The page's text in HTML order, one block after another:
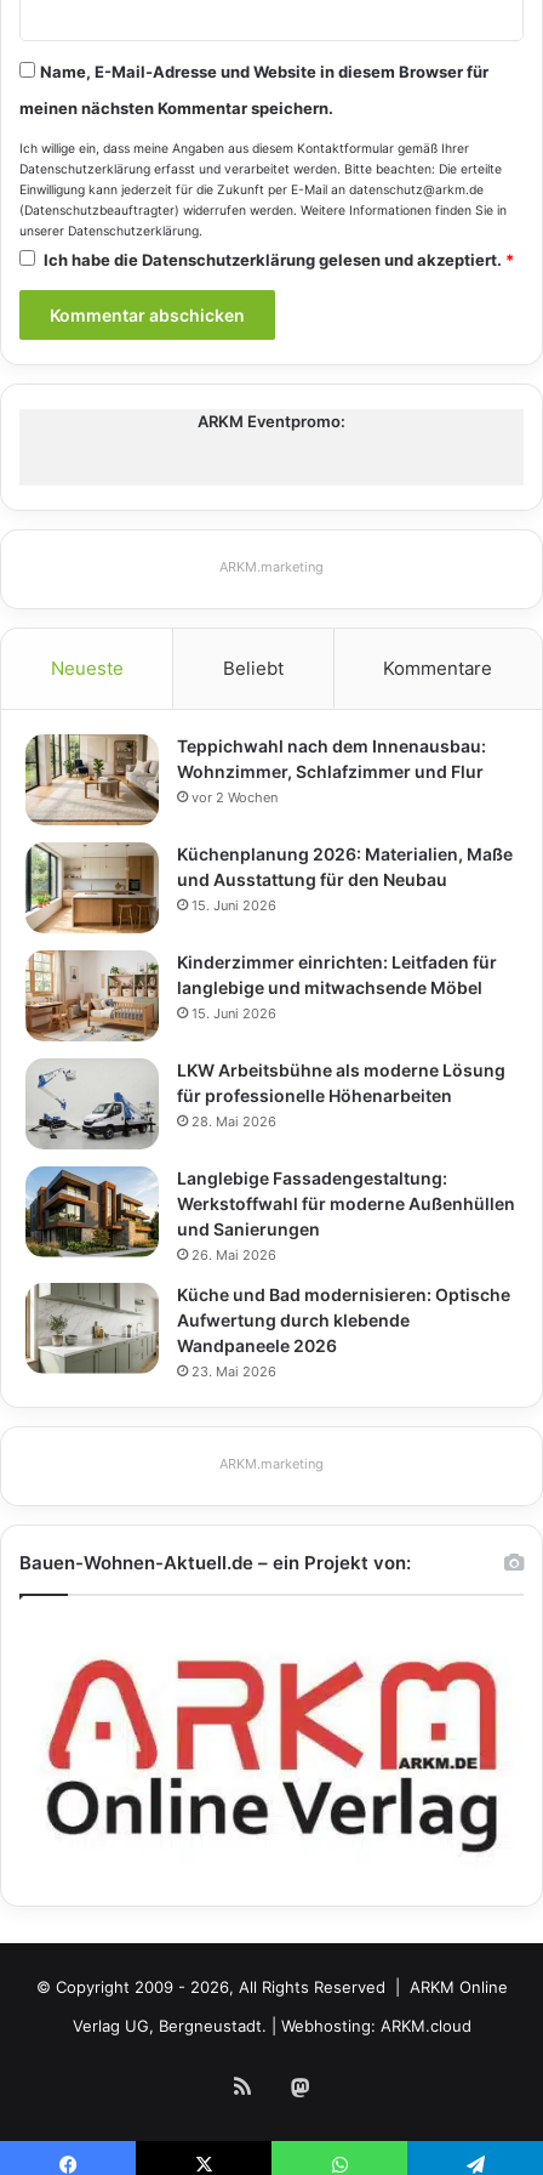
Name, E-Mail-Adresse und Website in diesem Browser für
meinen nächsten Kommentar speichern.
Ich willige ein, dass meine Angaben aus diesem Kontaktformular gemäß Ihrer
Datenschutzerklärung erfasst und verarbeitet werden. Bitte beachten: Die erteilte
Einwilligung kann jederzeit für die Zukunft per E-Mail an datenschutz@arkm.de
(Datenschutzbeauftragter) widerrufen werden. Weitere Informationen finden Sie in
unserer Datenschutzerklärung.
Ich habe dieDatenschutzerklärunggelesen und akzeptiert. *
ARKM Eventpromo:
ARKM.marketing
Neueste Beliebt Kommentare
Teppichwahl nach dem Innenausbau:
Wohnzimmer, Schlafzimmer und Flur
vor 2 Wochen
Küchenplanung 2026: Materialien, Maße
und Ausstattung für den Neubau
15. Juni 2026
Kinderzimmer einrichten: Leitfaden für
langlebige und mitwachsende Möbel
15. Juni 2026
LKW Arbeitsbühne als moderne Lösung
für professionelle Höhenarbeiten
28. Mai 2026
Langlebige Fassadengestaltung:
Werkstoffwahl für moderne Außenhüllen
und Sanierungen
26. Mai 2026
Küche und Bad modernisieren: Optische
Aufwertung durch klebende
Wandpaneele 2026
23. Mai 2026
ARKM.marketing
Bauen-Wohnen-Aktuell.de – ein Projekt von:
© Copyright 2009 - 2026, All Rights Reserved | ARKM Online
Verlag UG, Bergneustadt. | Webhosting: ARKM.cloud
RSS